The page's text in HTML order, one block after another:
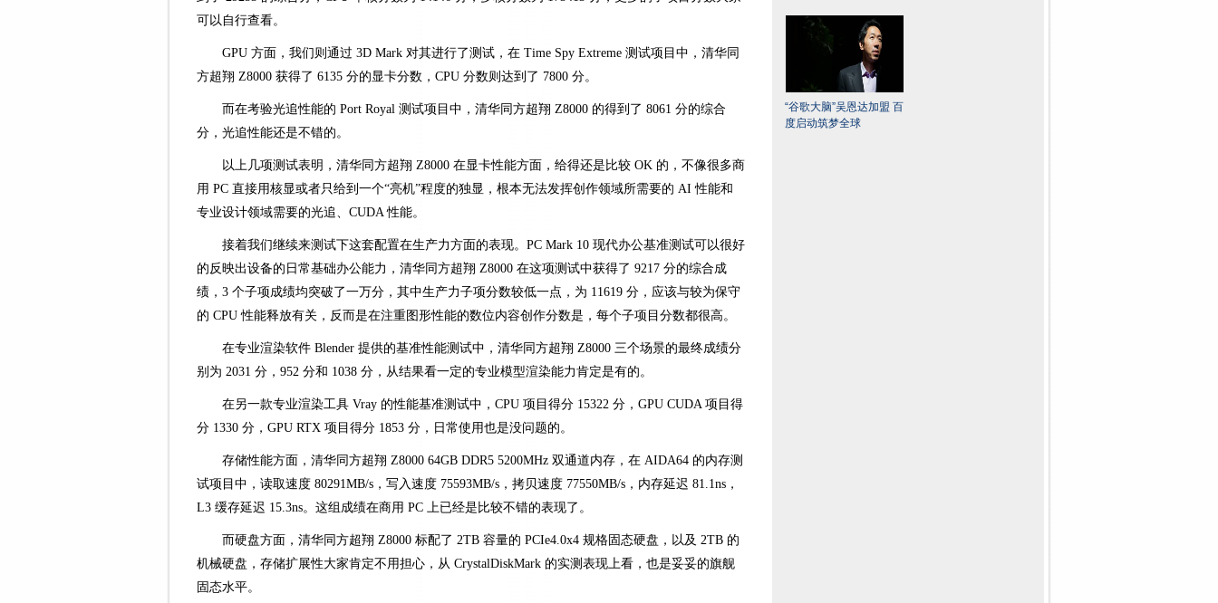
可以自行查看。
GPU 方面，我们则通过 3D Mark 对其进行了测试，在 Time Spy Extreme 测试项目中，清华同
方超翔 Z8000 获得了 6135 分的显卡分数，CPU 分数则达到了 7800 分。
而在考验光追性能的 Port Royal 测试项目中，清华同方超翔 Z8000 的得到了 8061 分的综合
分，光追性能还是不错的。
以上几项测试表明，清华同方超翔 Z8000 在显卡性能方面，给得还是比较 OK 的，不像很多商
用 PC 直接用核显或者只给到一个“亮机”程度的独显，根本无法发挥创作领域所需要的 AI 性能和
专业设计领域需要的光追、CUDA 性能。
接着我们继续来测试下这套配置在生产力方面的表现。PC Mark 10 现代办公基准测试可以很好
的反映出设备的日常基础办公能力，清华同方超翔 Z8000 在这项测试中获得了 9217 分的综合成
绩，3 个子项成绩均突破了一万分，其中生产力子项分数较低一点，为 11619 分，应该与较为保守
的 CPU 性能释放有关，反而是在注重图形性能的数位内容创作分数是，每个子项目分数都很高。
在专业渲染软件 Blender 提供的基准性能测试中，清华同方超翔 Z8000 三个场景的最终成绩分
别为 2031 分，952 分和 1038 分，从结果看一定的专业模型渲染能力肯定是有的。
在另一款专业渲染工具 Vray 的性能基准测试中，CPU 项目得分 15322 分，GPU CUDA 项目得
分 1330 分，GPU RTX 项目得分 1853 分，日常使用也是没问题的。
存储性能方面，清华同方超翔 Z8000 64GB DDR5 5200MHz 双通道内存，在 AIDA64 的内存测
试项目中，读取速度 80291MB/s，写入速度 75593MB/s，拷贝速度 77550MB/s，内存延迟 81.1ns，
L3 缓存延迟 15.3ns。这组成绩在商用 PC 上已经是比较不错的表现了。
而硬盘方面，清华同方超翔 Z8000 标配了 2TB 容量的 PCIe4.0x4 规格固态硬盘，以及 2TB 的
机械硬盘，存储扩展性大家肯定不用担心，从 CrystalDiskMark 的实测表现上看，也是妥妥的旗舰
固态水平。
“谷歌大脑”吴恩达加盟 百
度启动筑梦全球